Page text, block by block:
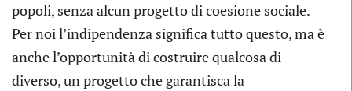
popoli, senza alcun progetto di coesione sociale.
Per noi l’indipendenza significa tutto questo, ma è
anche l’opportunità di costruire qualcosa di
diverso, un progetto che garantisca la